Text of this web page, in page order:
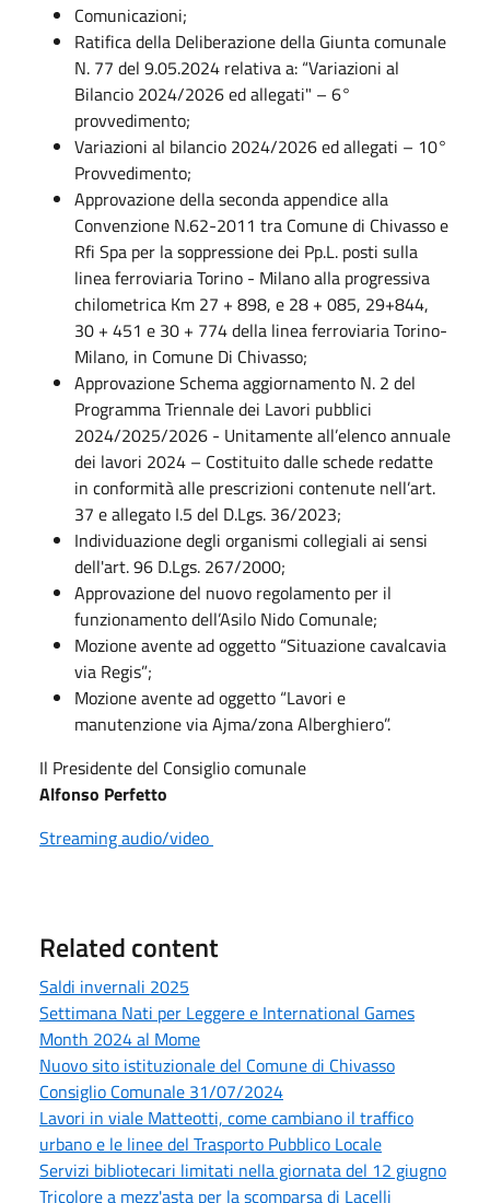
Comunicazioni;
Ratifica della Deliberazione della Giunta comunale
N. 77 del 9.05.2024 relativa a: “Variazioni al
Bilancio 2024/2026 ed allegati" – 6°
provvedimento;
Variazioni al bilancio 2024/2026 ed allegati – 10°
Provvedimento;
Approvazione della seconda appendice alla
Convenzione N.62-2011 tra Comune di Chivasso e
Rfi Spa per la soppressione dei Pp.L. posti sulla
linea ferroviaria Torino - Milano alla progressiva
chilometrica Km 27 + 898, e 28 + 085, 29+844,
30 + 451 e 30 + 774 della linea ferroviaria Torino-
Milano, in Comune Di Chivasso;
Approvazione Schema aggiornamento N. 2 del
Programma Triennale dei Lavori pubblici
2024/2025/2026 - Unitamente all’elenco annuale
dei lavori 2024 – Costituito dalle schede redatte
in conformità alle prescrizioni contenute nell’art.
37 e allegato I.5 del D.Lgs. 36/2023;
Individuazione degli organismi collegiali ai sensi
dell'art. 96 D.Lgs. 267/2000;
Approvazione del nuovo regolamento per il
funzionamento dell’Asilo Nido Comunale;
Mozione avente ad oggetto “Situazione cavalcavia
via Regis”;
Mozione avente ad oggetto “Lavori e
manutenzione via Ajma/zona Alberghiero”.
Il Presidente del Consiglio comunale
Alfonso Perfetto
Streaming audio/video
Related content
Saldi invernali 2025
Settimana Nati per Leggere e International Games
Month 2024 al Mome
Nuovo sito istituzionale del Comune di Chivasso
Consiglio Comunale 31/07/2024
Lavori in viale Matteotti, come cambiano il traffico
urbano e le linee del Trasporto Pubblico Locale
Servizi bibliotecari limitati nella giornata del 12 giugno
Tricolore a mezz'asta per la scomparsa di Lacelli